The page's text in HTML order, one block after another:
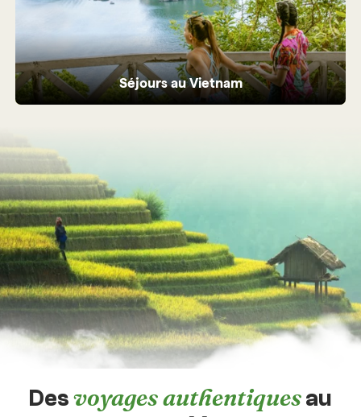
Séjours au Vietnam
Entre paysages apaisants et moments de
Desvoyages authentiquesau